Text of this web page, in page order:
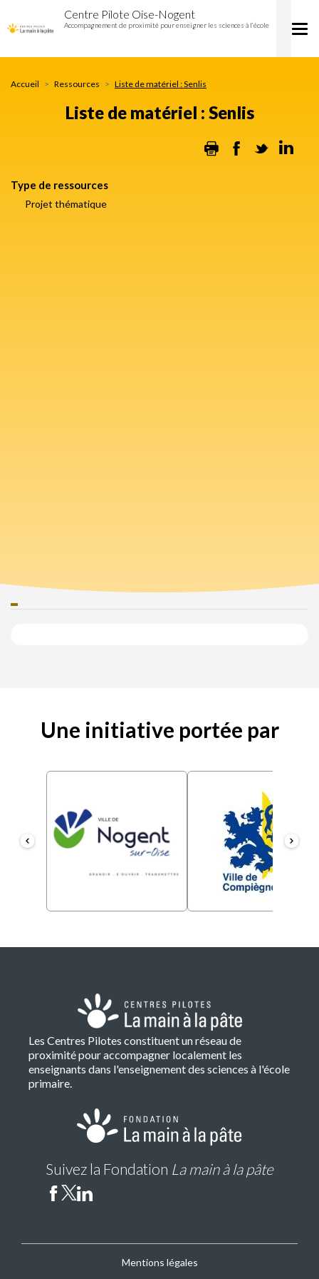
matériel
au
contenu
Centre Pilote Oise-Nogent
Accompagnement de proximité pour enseigner les sciences à l’école
Accueil Ressources Liste de matériel : Senlis
Liste de matériel : Senlis
Print Facebook
Twitter
Type de ressources
Projet thématique
Une initiative portée par
Les Centres Pilotes constituent un réseau de
proximité pour accompagner localement les
enseignants dans l'enseignement des sciences à l'école
primaire.
Suivez la Fondation La main à la pâte
Mentions légales